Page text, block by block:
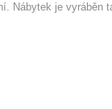
Nábytek je